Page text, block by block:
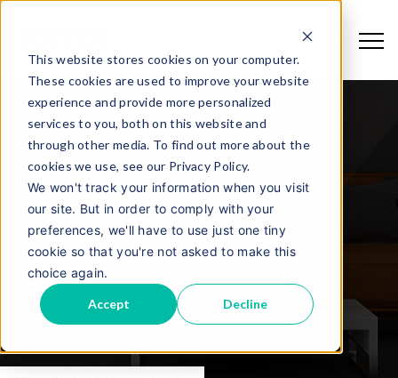
This website stores cookies on your computer.
These cookies are used to improve your website
experience and provide more personalized
services to you, both on this website and
through other media. To find out more about the
cookies we use, see our Privacy Policy.
We won't track your information when you visit
our site. But in order to comply with your
preferences, we'll have to use just one tiny
cookie so that you're not asked to make this
choice again.
Accept Decline
ตัวแทนจำหน่าย